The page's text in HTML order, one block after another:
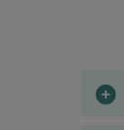
Filter